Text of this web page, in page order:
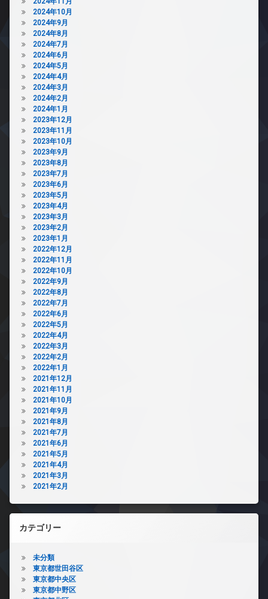
場
駐
輪
場
防
犯
カ
メ
ラ
駐
輪
場
2024年10月
2024年9月
2024年8月
2024年7月
2024年6月
2024年5月
2024年4月
2024年3月
2024年2月
2024年1月
2023年12月
2023年11月
2023年10月
2023年9月
2023年8月
2023年7月
2023年6月
2023年5月
2023年4月
2023年3月
2023年2月
2023年1月
2022年12月
2022年11月
2022年10月
2022年9月
2022年8月
2022年7月
2022年6月
2022年5月
2022年4月
2022年3月
2022年2月
2022年1月
2021年12月
2021年11月
2021年10月
2021年9月
2021年8月
2021年7月
2021年6月
2021年5月
2021年4月
2021年3月
2021年2月
カテゴリー
未分類
東京都世田谷区
東京都中央区
東京都中野区